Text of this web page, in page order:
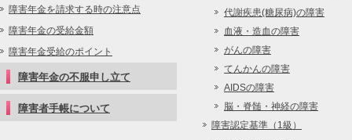
障害年金を請求する時の注意点
障害年金の受給金額
障害年金受給のポイント
障害年金の不服申し立て
障害者手帳について
代謝疾患(糖尿病)の障害
血液・造血の障害
がんの障害
てんかんの障害
AIDSの障害
脳・脊髄・神経の障害
障害認定基準（1級）